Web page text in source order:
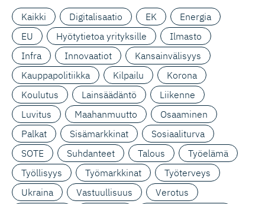
Kaikki Digitalisaatio EK
Energia
EU
Hyötytietoa yrityksille
Ilmasto
Infra
Innovaatiot
Kansainvälisyys
Kauppapolitiikka
Kilpailu
Korona
Koulutus
Lainsäädäntö
Liikenne
Luvitus
Maahanmuutto
Osaaminen
Palkat
Sisämarkkinat
Sosiaaliturva
SOTE
Suhdanteet Talous
Työelämä
Työllisyys
Työmarkkinat
Työterveys
Ukraina
Vastuullisuus
Verotus